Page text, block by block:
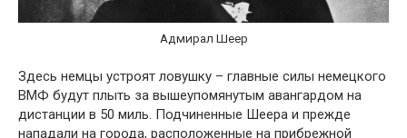
Адмирал Шеер
Здесь немцы устроят ловушку – главные силы немецкого
ВМФ будут плыть за вышеупомянутым авангардом на
дистанции в 50 миль. Подчиненные Шеера и прежде
нападали на города, расположенные на прибрежной